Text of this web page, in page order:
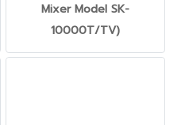
Mixer Model SK-
10000T/TV)